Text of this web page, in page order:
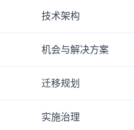
技术架构
机会与解决方案
迁移规划
实施治理